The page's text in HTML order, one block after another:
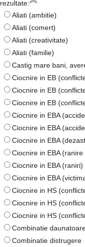
rezultate:
Aliati (ambitie)
Aliati (comert)
Aliati (creativitate)
Aliati (familie)
Castig mare bani,
Ciocnire in EB
Ciocnire in EB
Ciocnire in EB
Ciocnire in EBA
Ciocnire in EBA
Ciocnire in EBA
Ciocnire in EBA
Ciocnire in EBA (raniri)
Ciocnire in EBA
Ciocnire in HS
Ciocnire in HS
Ciocnire in HS
Combinatie
Combinatie distrugere